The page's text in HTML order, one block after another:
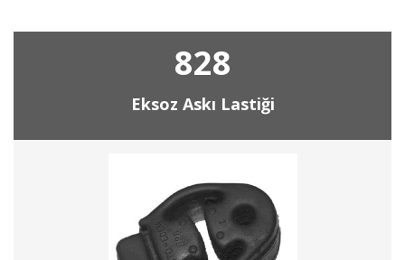
828
Eksoz Askı Lastiği